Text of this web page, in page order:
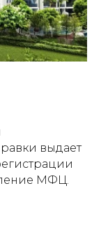
выдает
МФЦ.